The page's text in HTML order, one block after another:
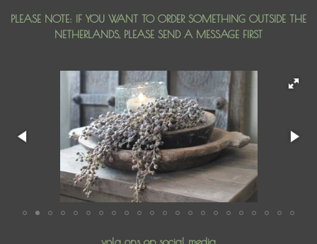
PLEASE NOTE: IF YOU WANT TO ORDER SOMETHING OUTSIDE THE
NETHERLANDS, PLEASE SEND A MESSAGE FIRST